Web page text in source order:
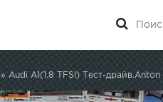
» Audi A1(1.8 TFSI) Тест-